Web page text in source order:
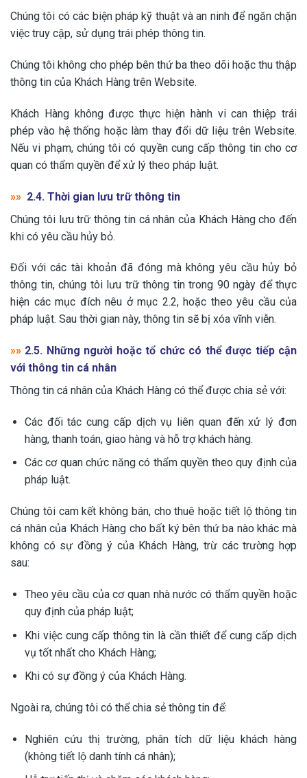
Chúng tôi có các biện pháp kỹ thuật và an ninh để ngăn chặn
việc truy cập, sử dụng trái phép thông tin.
Chúng tôi không cho phép bên thứ ba theo dõi hoặc thu thập
thông tin của Khách Hàng trên Website.
Khách Hàng không được thực hiện hành vi can thiệp trái
phép vào hệ thống hoặc làm thay đổi dữ liệu trên Website.
Nếu vi phạm, chúng tôi có quyền cung cấp thông tin cho cơ
quan có thẩm quyền để xử lý theo pháp luật.
»» 2.4. Thời gian lưu trữ thông tin
Chúng tôi lưu trữ thông tin cá nhân của Khách Hàng cho đến
khi có yêu cầu hủy bỏ.
Đối với các tài khoản đã đóng mà không yêu cầu hủy bỏ
thông tin, chúng tôi lưu trữ thông tin trong 90 ngày để thực
hiện các mục đích nêu ở mục 2.2, hoặc theo yêu cầu của
pháp luật. Sau thời gian này, thông tin sẽ bị xóa vĩnh viễn.
»» 2.5. Những người hoặc tổ chức có thể được tiếp cận
với thông tin cá nhân
Thông tin cá nhân của Khách Hàng có thể được chia sẻ với:
Các đối tác cung cấp dịch vụ liên quan đến xử lý đơn
hàng, thanh toán, giao hàng và hỗ trợ khách hàng.
Các cơ quan chức năng có thẩm quyền theo quy định của
pháp luật.
Chúng tôi cam kết không bán, cho thuê hoặc tiết lộ thông tin
cá nhân của Khách Hàng cho bất ký bên thứ ba nào khác mà
không có sự đồng ý của Khách Hàng, trừ các trường hợp
sau:
Theo yêu cầu của cơ quan nhà nước có thẩm quyền hoặc
quy định của pháp luật;
Khi việc cung cấp thông tin là cần thiết để cung cấp dịch
vụ tốt nhất cho Khách Hàng;
Khi có sự đồng ý của Khách Hàng.
Ngoài ra, chúng tôi có thể chia sẻ thông tin để:
Nghiên cứu thị trường, phân tích dữ liệu khách hàng
(không tiết lộ danh tính cá nhân);